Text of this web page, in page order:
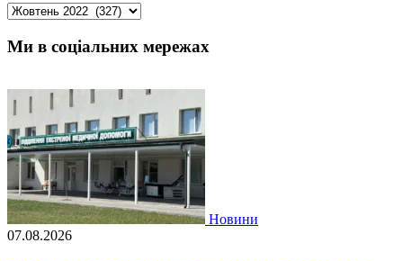
Архіви
Ми в соціальних мережах
Новини
07.08.2026